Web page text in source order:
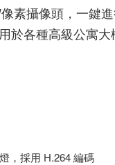
素攝像頭，一鍵
於各種高級公寓
，採用 H.264 編碼